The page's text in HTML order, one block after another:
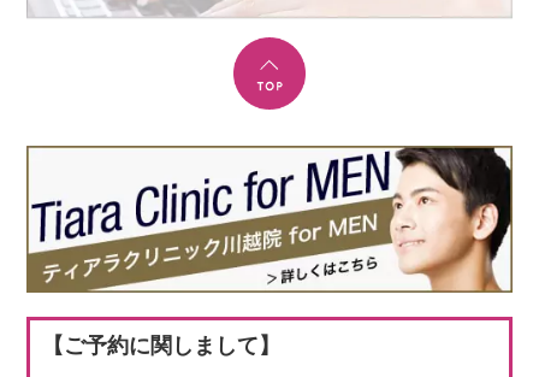
【ご予約に関しまして】